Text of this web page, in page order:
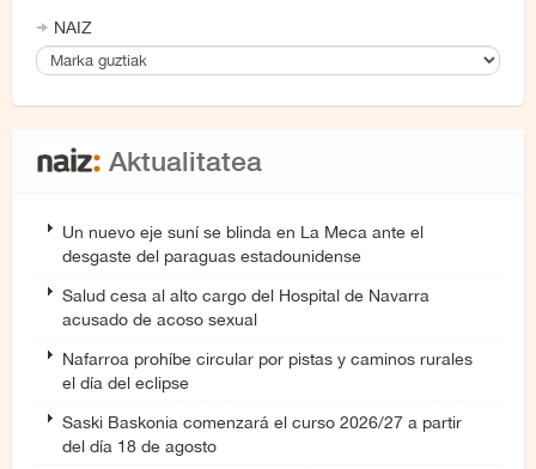
NAIZ
Aktualitatea
Un nuevo eje suní se blinda en La Meca ante el
desgaste del paraguas estadounidense
Salud cesa al alto cargo del Hospital de Navarra
acusado de acoso sexual
Nafarroa prohíbe circular por pistas y caminos rurales
el día del eclipse
Saski Baskonia comenzará el curso 2026/27 a partir
del día 18 de agosto